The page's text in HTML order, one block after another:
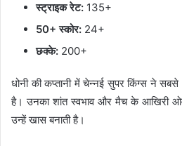
स्ट्राइक रेट: 135+
50+ स्कोर: 24+
छक्के: 200+
धोनी की कप्तानी में चेन्नई सुपर किंग्स ने
है। उनका शांत स्वभाव और मैच के आखिरी
उन्हें खास बनाती है।